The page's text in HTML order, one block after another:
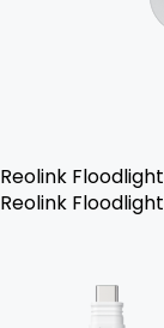
Reolink Floodlight
Reolink Floodlight